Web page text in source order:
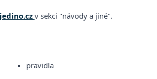
v sekci "návody a jiné".
pravidla